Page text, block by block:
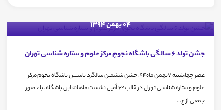
04 بهمن 1394
جشن تولد 6 سالگی باشگاه نجومِ مرکز علوم و ستاره شناسی تهران
عصر چهارشنبه 7بهمن ماه94، جشن ششمین سالگرد تاسیس باشگاه نجوم مرکز
علوم و ستاره شناسـی تهران در قالب 62 اُمین نشست ماهانه این باشگاه، با حضور
جمعی از ع...